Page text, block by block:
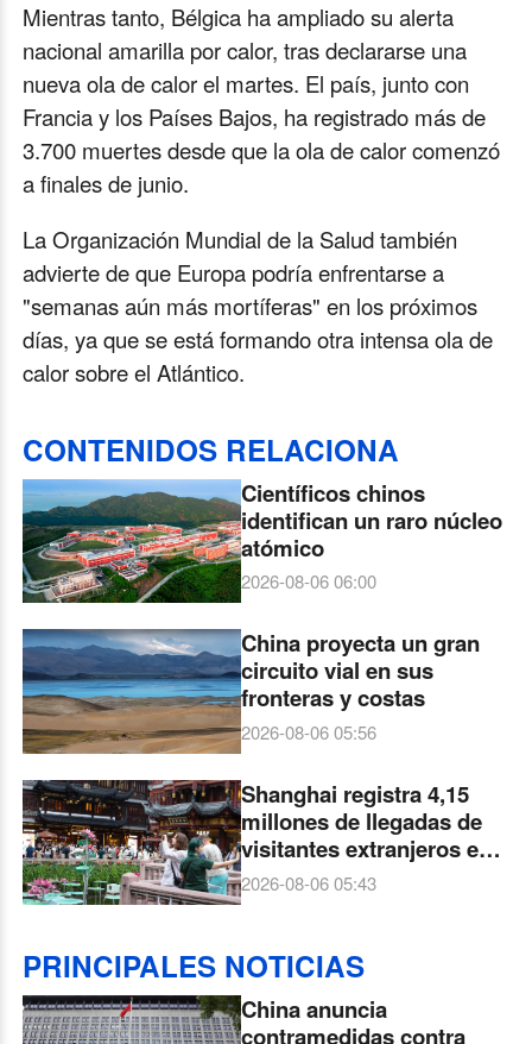
Mientras tanto, Bélgica ha ampliado su alerta
nacional amarilla por calor, tras declararse una
nueva ola de calor el martes. El país, junto con
Francia y los Países Bajos, ha registrado más de
3.700 muertes desde que la ola de calor comenzó
a finales de junio.
La Organización Mundial de la Salud también
advierte de que Europa podría enfrentarse a
"semanas aún más mortíferas" en los próximos
días, ya que se está formando otra intensa ola de
calor sobre el Atlántico.
CONTENIDOS RELACIONA
Científicos chinos
identifican un raro núcleo
atómico
2026-08-06 06:00
China proyecta un gran
circuito vial en sus
fronteras y costas
2026-08-06 05:56
Shanghai registra 4,15
millones de llegadas de
visitantes extranjeros en
el primer semestre, un
2026-08-06 05:43
PRINCIPALES NOTICIAS
China anuncia
contramedidas contra